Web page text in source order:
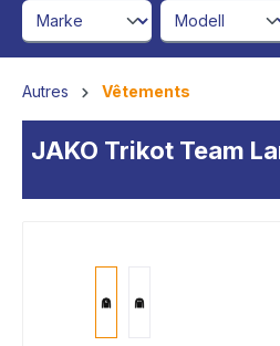
brandId
modelId
Autres Vêtements
JAKO Trikot Team